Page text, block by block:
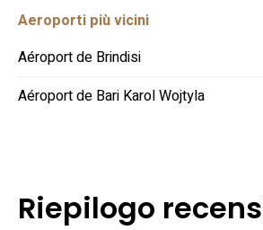
Aeroporti più vicini
Aéroport de Brindisi
Aéroport de Bari Karol Wojtyla
Riepilogo